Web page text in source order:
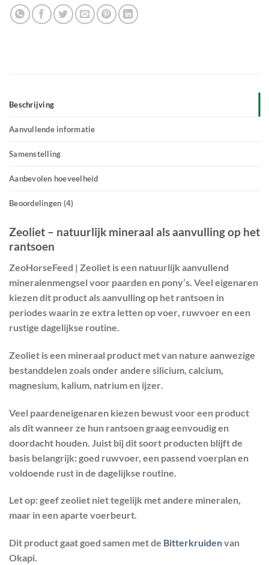
Beschrijving
Aanvullende informatie
Samenstelling
Aanbevolen hoeveelheid
Beoordelingen (4)
Zeoliet – natuurlijk mineraal als aanvulling op het
rantsoen
ZeoHorseFeed | Zeoliet is een natuurlijk aanvullend
mineralenmengsel voor paarden en pony’s. Veel eigenaren
kiezen dit product als aanvulling op het rantsoen in
periodes waarin ze extra letten opvoer, ruwvoer en een
rustige dagelijkse routine.
Zeoliet is een mineraal product met van nature aanwezige
bestanddelen zoals onder andere silicium calcium
magnesium kalium natriumen ijzer
Veel paardeneigenaren kiezen bewust voor een product
als dit wanneer ze hun rantsoen graageenvoudigen
doordacht houden. Juist bij dit soort producten blijft de
basis belangrijk: goed ruwvoer, een passend voerplan en
voldoende rust in de dagelijkse routine.
Let op:geef zeoliet niet tegelijk met andere mineralen,
maar in eenaparte voerbeurt.
Dit product gaat goed samen met de Bitterkruidenvan
Okapi.